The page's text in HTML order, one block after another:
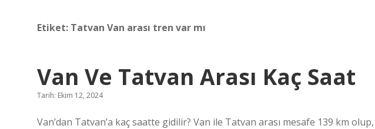
Etiket: Tatvan Van arası tren var mı
Van Ve Tatvan Arası Kaç Saat
Tarih: Ekim 12, 2024
Van’dan Tatvan’a kaç saatte gidilir? Van ile Tatvan arası mesafe 139 km